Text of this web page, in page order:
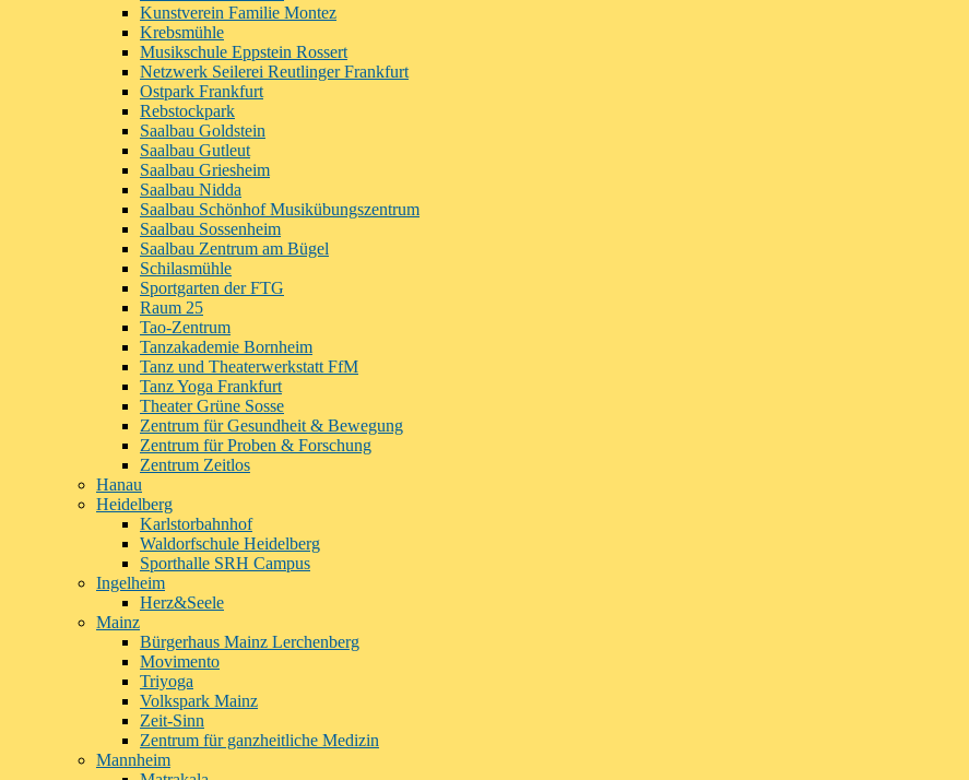
Kunstverein Familie Montez
Krebsmühle
Musikschule Eppstein Rossert
Netzwerk Seilerei Reutlinger Frankfurt
Ostpark Frankfurt
Rebstockpark
Saalbau Goldstein
Saalbau Gutleut
Saalbau Griesheim
Saalbau Nidda
Saalbau Schönhof Musikübungszentrum
Saalbau Sossenheim
Saalbau Zentrum am Bügel
Schilasmühle
Sportgarten der FTG
Raum 25
Tao-Zentrum
Tanzakademie Bornheim
Tanz und Theaterwerkstatt FfM
Tanz Yoga Frankfurt
Theater Grüne Sosse
Zentrum für Gesundheit & Bewegung
Zentrum für Proben & Forschung
Zentrum Zeitlos
Hanau
Heidelberg
Karlstorbahnhof
Waldorfschule Heidelberg
Sporthalle SRH Campus
Ingelheim
Herz&Seele
Mainz
Bürgerhaus Mainz Lerchenberg
Movimento
Triyoga
Volkspark Mainz
Zeit-Sinn
Zentrum für ganzheitliche Medizin
Mannheim